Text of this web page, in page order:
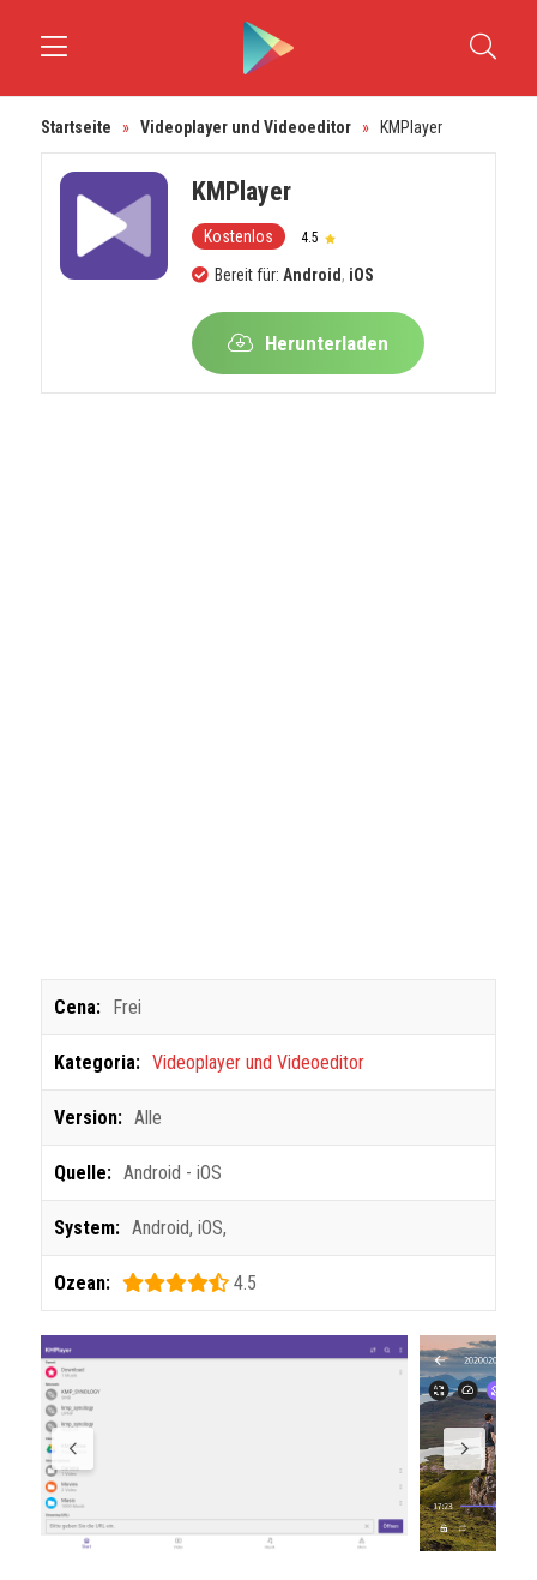
Startseite » Videoplayer und Videoeditor » KMPlayer
KMPlayer
Kostenlos 4.5
Bereit für: Android , iOS
Herunterladen
Cena: Frei
Kategoria: Videoplayer und Videoeditor
Version: Alle
Quelle: Android - iOS
System: Android, iOS,
Ozean: 4.5